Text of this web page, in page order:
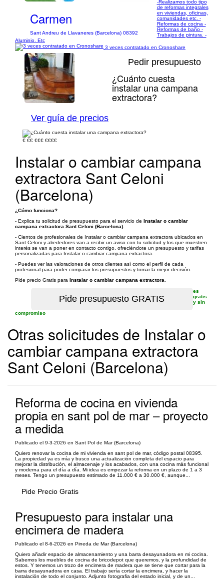
Carmen
Sant Andreu de Llavaneres (Barcelona) 08392
-Realizamos todo tipo
de reformas integrales
en viviendas, oficinas,
comunidades etc. -
Reformas de cocina -
Reformas de baño -
Trabajos de pintura. -
Aluminio. Etc
3 veces contratado en Cronoshare
1/6
Pedir presupuesto
¿Cuánto cuesta
instalar una campana
extractora?
Ver guía de precios
€ €€ €€€ €€€€
Instalar o cambiar campana
extractora Sant Celoni
(Barcelona)
¿Cómo funciona?
- Explica tu solicitud de presupuesto para el servicio de Instalar o cambiar
campana extractora Sant Celoni (Barcelona)
- Cientos de profesionales de Instalar o cambiar campana extractora ubicados en
Sant Celoni y alrededores van a recibir un aviso con tu solicitud y los que muestren
interés se van a poner en contacto contigo, ofreciéndote un presupuesto y tarifas
personalizadas para Instalar o cambiar campana extractora.
- Puedes ver las valoraciones de otros clientes así como el perfil de cada
profesional para poder comparar los presupuestos y tomar la mejor decisión.
Pide precio Gratis para Instalar o cambiar campana extractora
es
gratis
y sin
compromiso
Otras solicitudes de Instalar o
cambiar campana extractora
Sant Celoni (Barcelona)
Reforma de cocina en vivienda
propia en sant pol de mar – proyecto
a medida
Publicado el 9-3-2026 en Sant Pol de Mar (Barcelona)
Quiero renovar la cocina de mi vivienda en sant pol de mar, código postal 08395.
La propiedad ya es mía y busco una actualización completa del espacio para
mejorar la distribución, el almacenaje y los acabados, con una cocina más funcional
y moderna para el día a día. Mi idea es empezar la reforma en un plazo de 1 a 3
meses. Tengo un presupuesto estimado de 11.000 € a 30.000 €, aunque...
Pide Precio Gratis
Presupuesto para instalar una
encimera de madera
Publicado el 8-6-2026 en Pineda de Mar (Barcelona)
Quiero añadir espacio de almacenamiento y una barra desayunadora en mi cocina.
Sabemos los muebles de cocina de bricodepot que queremos, y la profundidad de
estos. Y tenemos un trozo de encimera de madera que se tiene que cortar para la
barra desayunadora en casa. El trabajo sería cortar la encimera, y hacer la
instalación de todo el conjunto. Adjunto fotografia del estado inicial, y de un...